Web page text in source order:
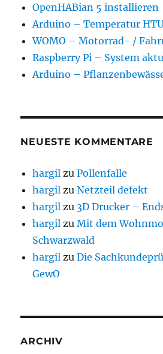
OpenHABian 5 installieren
Arduino – Temperatur
WOMO – Motorrad- /
Raspberry Pi – System
Arduino –
NEUESTE KOMMENTARE
hargil zuPollenfalle
hargil zuNetzteil defekt
hargil zu 3D Drucker –
hargil zuMit dem
Schwarzwald
hargil zuDie
GewO
ARCHIV